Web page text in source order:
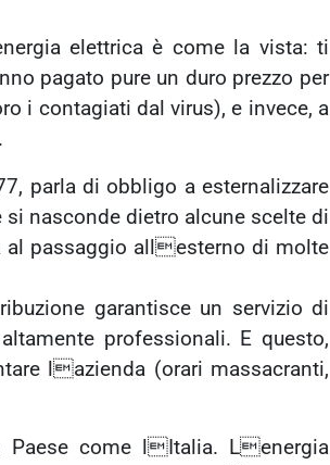
elettrica è come la vista: ti
pagato pure un duro prezzo per
i contagiati dal virus), e invece, a
parla di obbligo a esternalizzare
nasconde dietro alcune scelte di
al passaggio allesterno di molte
garantisce un servizio di
professionali. E questo,
lazienda (orari massacranti,
Paese come lItalia. Lenergia